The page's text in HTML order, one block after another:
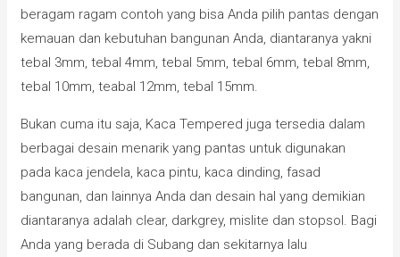
beragam ragam contoh yang bisa Anda pilih pantas dengan
kemauan dan kebutuhan bangunan Anda, diantaranya yakni
tebal 3mm, tebal 4mm, tebal 5mm, tebal 6mm, tebal 8mm,
tebal 10mm, teabal 12mm, tebal 15mm.
Bukan cuma itu saja, Kaca Tempered juga tersedia dalam
berbagai desain menarik yang pantas untuk digunakan
pada kaca jendela, kaca pintu, kaca dinding, fasad
bangunan, dan lainnya Anda dan desain hal yang demikian
diantaranya adalah clear, darkgrey, mislite dan stopsol. Bagi
Anda yang berada di Subang dan sekitarnya lalu